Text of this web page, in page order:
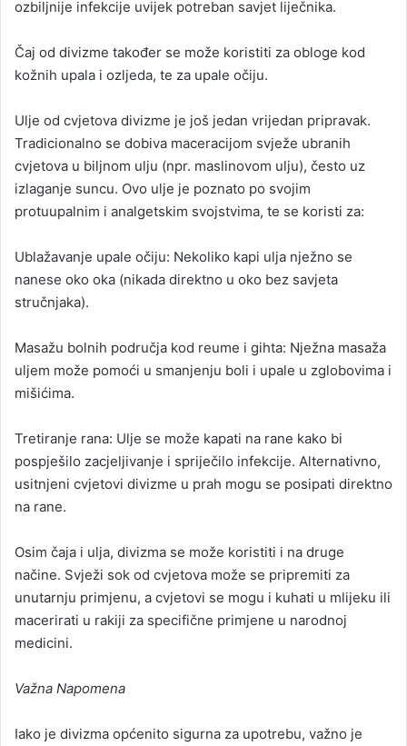
ozbiljnije infekcije uvijek potreban savjet liječnika.
Čaj od divizme također se može koristiti za obloge kod
kožnih upala i ozljeda, te za upale očiju.
Ulje od cvjetova divizme je još jedan vrijedan pripravak.
Tradicionalno se dobiva maceracijom svježe ubranih
cvjetova u biljnom ulju (npr. maslinovom ulju), često uz
izlaganje suncu. Ovo ulje je poznato po svojim
protuupalnim i analgetskim svojstvima, te se koristi za:
Ublažavanje upale očiju: Nekoliko kapi ulja nježno se
nanese oko oka (nikada direktno u oko bez savjeta
stručnjaka).
Masažu bolnih područja kod reume i gihta: Nježna masaža
uljem može pomoći u smanjenju boli i upale u zglobovima i
mišićima.
Tretiranje rana: Ulje se može kapati na rane kako bi
pospješilo zacjeljivanje i spriječilo infekcije. Alternativno,
usitnjeni cvjetovi divizme u prah mogu se posipati direktno
na rane.
Osim čaja i ulja, divizma se može koristiti i na druge
načine. Svježi sok od cvjetova može se pripremiti za
unutarnju primjenu, a cvjetovi se mogu i kuhati u mlijeku ili
macerirati u rakiji za specifične primjene u narodnoj
medicini.
Važna Napomena
Iako je divizma općenito sigurna za upotrebu, važno je